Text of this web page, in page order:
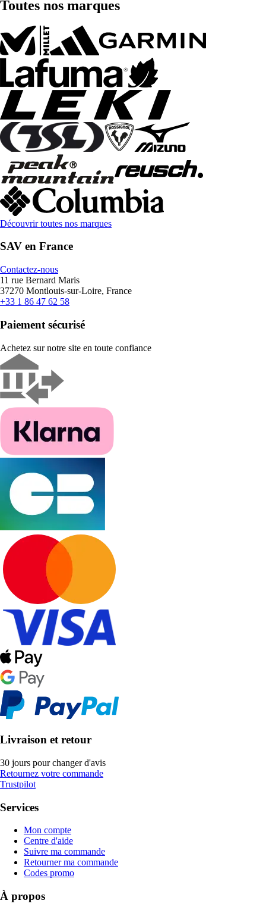
Toutes nos marques
Découvrir toutes nos marques
SAV en France
Contactez-nous
11 rue Bernard Maris
37270 Montlouis-sur-Loire, France
+33 1 86 47 62 58
Paiement sécurisé
Achetez sur notre site en toute confiance
Livraison et retour
30 jours pour changer d'avis
Retournez votre commande
Trustpilot
Services
Mon compte
Centre d'aide
Suivre ma commande
Retourner ma commande
Codes promo
À propos